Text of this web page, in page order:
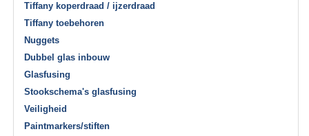
Tiffany koperdraad / ijzerdraad
Tiffany toebehoren
Nuggets
Dubbel glas inbouw
Glasfusing
Stookschema's glasfusing
Veiligheid
Paintmarkers/stiften